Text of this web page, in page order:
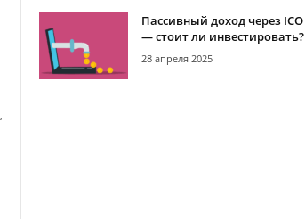
Пассивный доход через ICO
— стоит ли инвестировать?
28 апреля 2025